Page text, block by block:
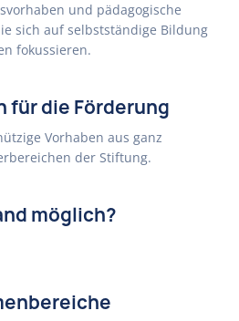
und pädagogische
sich auf selbstständige Bildung
fokussieren.
für die Förderung
Vorhaben aus ganz
der Stiftung.
möglich?